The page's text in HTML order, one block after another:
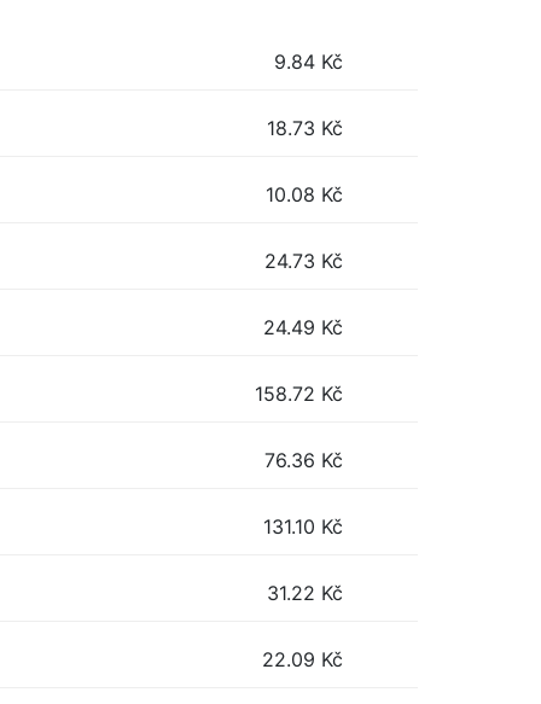
9.84 Kč
18.73 Kč
10.08 Kč
24.73 Kč
24.49 Kč
158.72 Kč
76.36 Kč
131.10 Kč
31.22 Kč
22.09 Kč